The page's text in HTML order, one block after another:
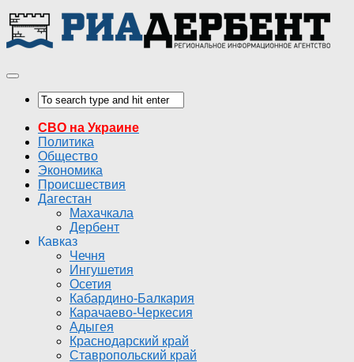
СВО на Украине
Политика
Общество
Экономика
Происшествия
Дагестан
Махачкала
Дербент
Кавказ
Чечня
Ингушетия
Осетия
Кабардино-Балкария
Карачаево-Черкесия
Адыгея
Краснодарский край
Ставропольский край